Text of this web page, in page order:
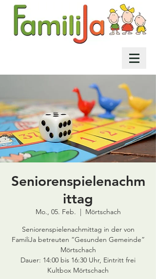
Seniorenspielenachm
ittag
Mo., 05. Feb.
  |
Mörtschach
Seniorenspielenachmittag in der von
FamiliJa betreuten “Gesunden Gemeinde”
Mörtschach
Dauer: 14:00 bis 16:30 Uhr, Eintritt frei